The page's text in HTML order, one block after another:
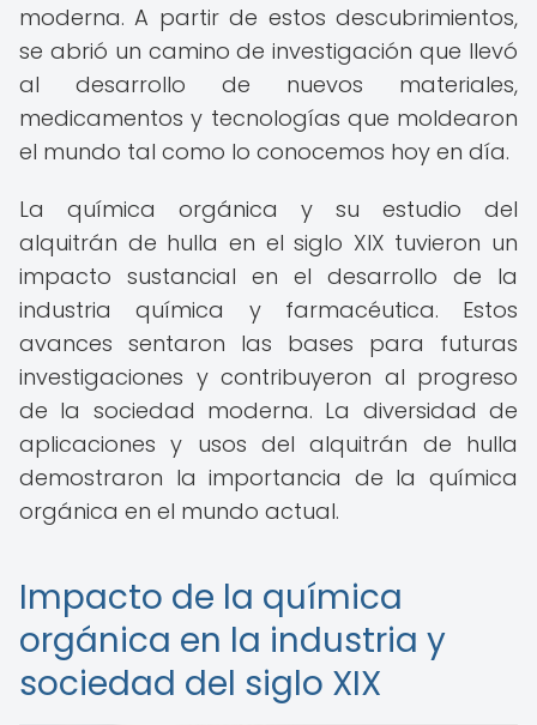
moderna. A partir de estos descubrimientos,
se abrió un camino de investigación que llevó
al desarrollo de nuevos materiales,
medicamentos y tecnologías que moldearon
el mundo tal como lo conocemos hoy en día.
La química orgánica y su estudio del
alquitrán de hulla en el siglo XIX tuvieron un
impacto sustancial en el desarrollo de la
industria química y farmacéutica. Estos
avances sentaron las bases para futuras
investigaciones y contribuyeron al progreso
de la sociedad moderna. La diversidad de
aplicaciones y usos del alquitrán de hulla
demostraron la importancia de la química
orgánica en el mundo actual.
Impacto de la química
orgánica en la industria y
sociedad del siglo XIX